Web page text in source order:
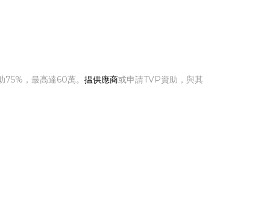
，最高達60萬。 揾供應商或申請TVP資助，與其